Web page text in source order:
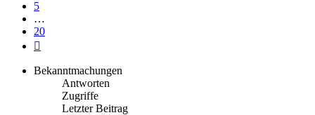
5
…
20
Bekanntmachungen
Antworten
Zugriffe
Letzter Beitrag